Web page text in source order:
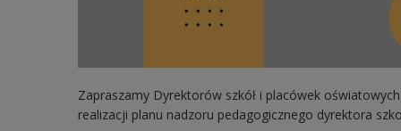
Zapraszamy Dyrektorów szkół i placówek
realizacji planu nadzoru pedagogicznego dyrektora